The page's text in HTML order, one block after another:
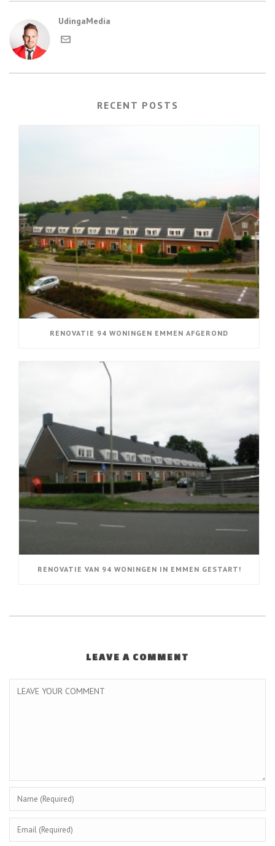
UdingaMedia
RECENT POSTS
RENOVATIE 94 WONINGEN EMMEN AFGEROND
RENOVATIE VAN 94 WONINGEN IN EMMEN GESTART!
LEAVE A COMMENT